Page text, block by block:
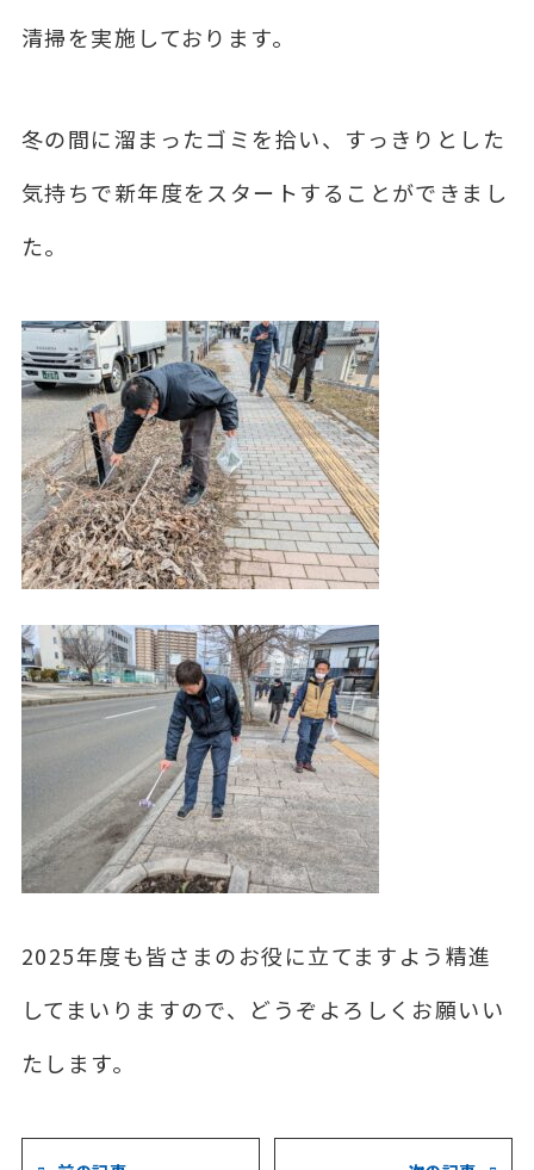
清掃を実施しております。
冬の間に溜まったゴミを拾い、すっきりとした
気持ちで新年度をスタートすることができまし
た。
2025年度も皆さまのお役に立てますよう精進
してまいりますので、どうぞよろしくお願いい
たします。